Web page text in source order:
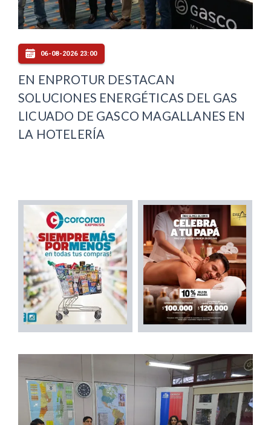
06-08-2026 23:00
EN ENPROTUR DESTACAN
SOLUCIONES ENERGÉTICAS DEL GAS
LICUADO DE GASCO MAGALLANES EN
LA HOTELERÍA